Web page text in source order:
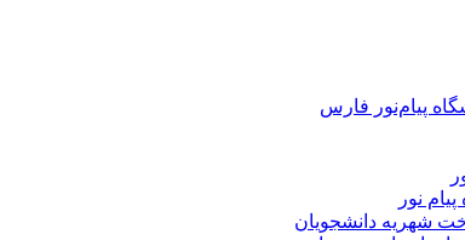
پیام‌نور فارس
نور
شهریه دانشجویان